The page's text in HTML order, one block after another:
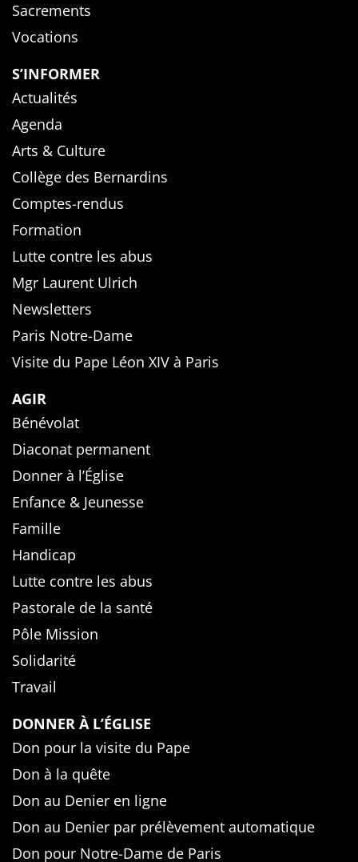
Sacrements
Vocations
S’INFORMER
Actualités
Agenda
Arts & Culture
Collège des Bernardins
Comptes-rendus
Formation
Lutte contre les abus
Mgr Laurent Ulrich
Newsletters
Paris Notre-Dame
Visite du Pape Léon XIV à Paris
AGIR
Bénévolat
Diaconat permanent
Donner à l’Église
Enfance & Jeunesse
Famille
Handicap
Lutte contre les abus
Pastorale de la santé
Pôle Mission
Solidarité
Travail
DONNER À L’ÉGLISE
Don pour la visite du Pape
Don à la quête
Don au Denier en ligne
Don au Denier par prélèvement automatique
Don pour Notre-Dame de Paris